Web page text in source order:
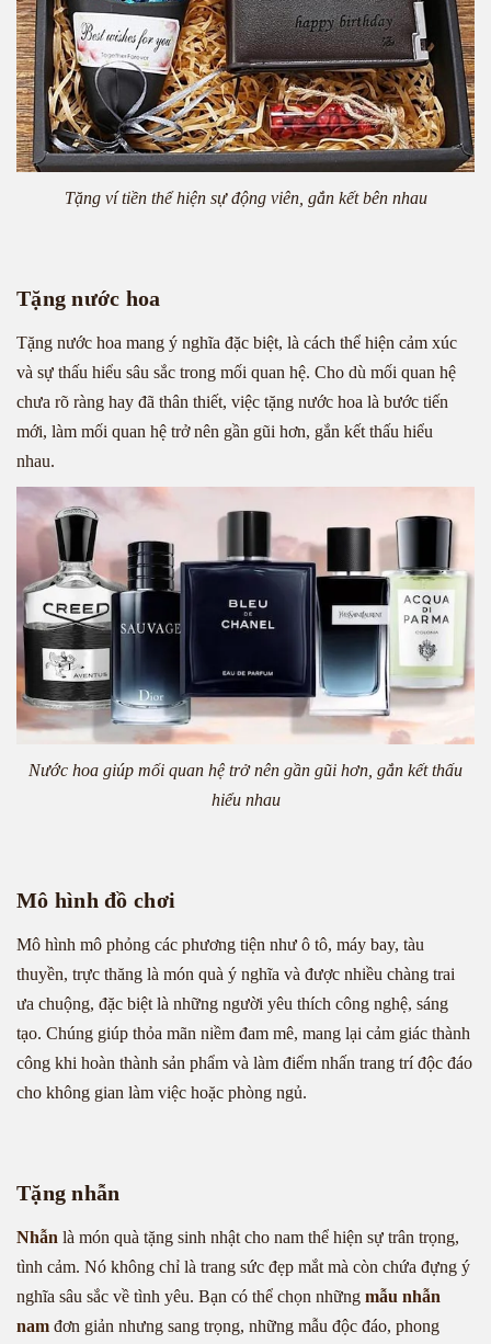
Tặng ví tiền thể hiện sự động viên, gắn kết bên nhau
Tặng nước hoa
Tặng nước hoa mang ý nghĩa đặc biệt, là cách thể hiện cảm xúc
và sự thấu hiểu sâu sắc trong mối quan hệ. Cho dù mối quan hệ
chưa rõ ràng hay đã thân thiết, việc tặng nước hoa là bước tiến
mới, làm mối quan hệ trở nên gần gũi hơn, gắn kết thấu hiểu
nhau.
Nước hoa giúp mối quan hệ trở nên gần gũi hơn, gắn kết thấu
hiểu nhau
Mô hình đồ chơi
Mô hình mô phỏng các phương tiện như ô tô, máy bay, tàu
thuyền, trực thăng là món quà ý nghĩa và được nhiều chàng trai
ưa chuộng, đặc biệt là những người yêu thích công nghệ, sáng
tạo. Chúng giúp thỏa mãn niềm đam mê, mang lại cảm giác thành
công khi hoàn thành sản phẩm và làm điểm nhấn trang trí độc đáo
cho không gian làm việc hoặc phòng ngủ.
Tặng nhẫn
Nhẫn là món quà tặng sinh nhật cho nam thể hiện sự trân trọng,
tình cảm. Nó không chỉ là trang sức đẹp mắt mà còn chứa đựng ý
nghĩa sâu sắc về tình yêu. Bạn có thể chọn những mẫu nhẫn
nam đơn giản nhưng sang trọng, những mẫu độc đáo, phong